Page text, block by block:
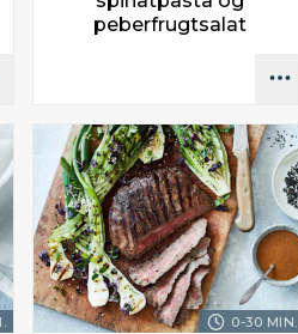
peberfrugtsalat
0-30 MIN.